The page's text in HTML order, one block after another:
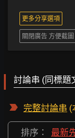
更多分享選項
關閉廣告 方便截圖
討論串 (同標題
完整討論串 (
排序： 最新